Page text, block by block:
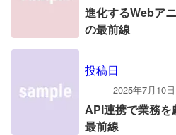
進化するWebア
の最前線
投稿日
2025年7月10日
API連携で業務
最前線